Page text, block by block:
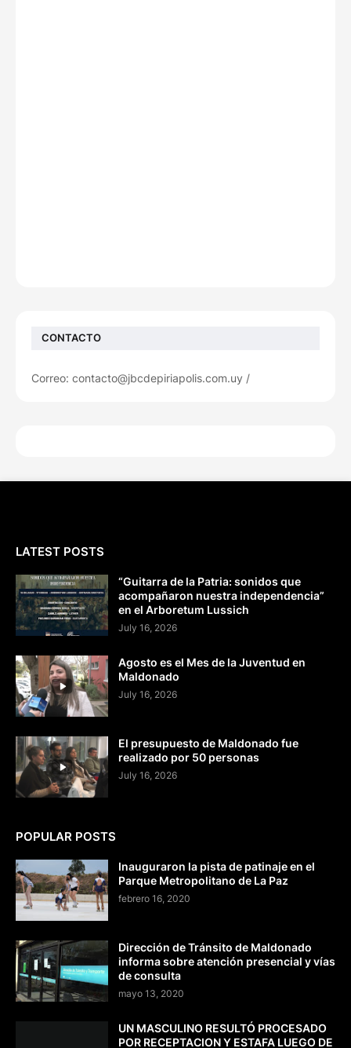
CONTACTO
Correo: contacto@jbcdepiriapolis.com.uy /
LATEST POSTS
“Guitarra de la Patria: sonidos que
acompañaron nuestra independencia”
en el Arboretum Lussich
July 16, 2026
Agosto es el Mes de la Juventud en
Maldonado
July 16, 2026
El presupuesto de Maldonado fue
realizado por 50 personas
July 16, 2026
POPULAR POSTS
Inauguraron la pista de patinaje en el
Parque Metropolitano de La Paz
febrero 16, 2020
Dirección de Tránsito de Maldonado
informa sobre atención presencial y vías
de consulta
mayo 13, 2020
UN MASCULINO RESULTÓ PROCESADO
POR RECEPTACION Y ESTAFA LUEGO DE